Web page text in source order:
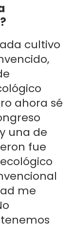
cultivo
ahora sé
una de
fue
me